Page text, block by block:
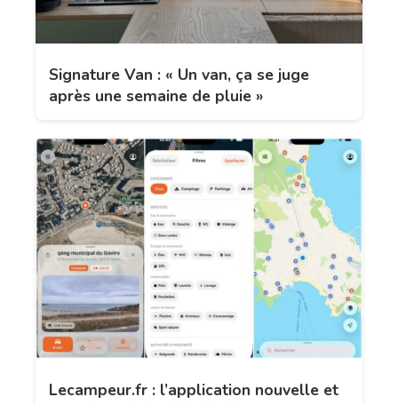
Signature Van : « Un van, ça se juge
après une semaine de pluie »
Lecampeur.fr : l’application nouvelle et